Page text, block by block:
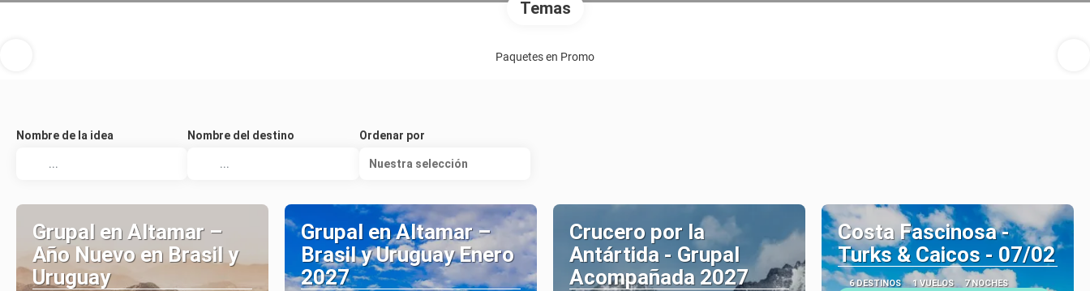
Temas
Paquetes en Promo
Nombre de la idea Nombre del destino Ordenar por
Nuestra selección
Grupal en Altamar –
Año Nuevo en Brasil y
Uruguay
Grupal en Altamar –
Brasil y Uruguay Enero
2027
Crucero por la
Antártida - Grupal
Acompañada 2027
Costa Fascinosa -
Turks & Caicos - 07/02
6 DESTINOS 1 VUELOS 7 NOCHES